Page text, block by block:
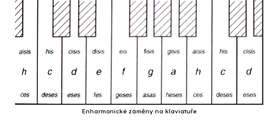
Enharmonické záměny na klaviatuře